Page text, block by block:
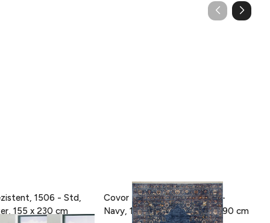
1506 - Std,
100% poliester, 155 x 230 cm
Covor Eko rezistent, ALT 01 -
Navy, 100% poliester, 130 x 190 cm